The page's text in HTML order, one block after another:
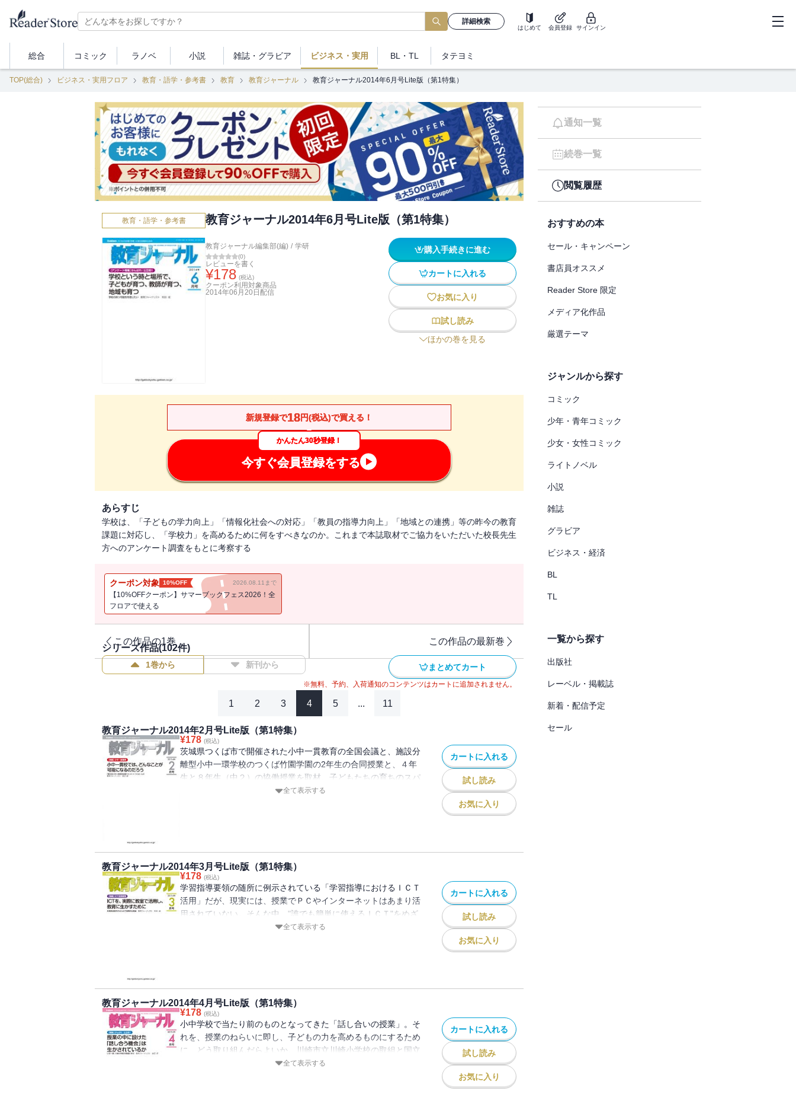
詳細検索
はじめて 会員登録 サインイン
総合 コミック ラノベ 小説 雑誌・ グラビア ビジネス ・実用 BL・TL タテヨミ
TOP(総合) ビジネス・実用フロア 教育・語学・参考書 教育 教育ジャーナル 教育ジャーナル2014年6月号Lite版（第1特集）
教育・語学・参考書 教育ジャーナル2014年6月号Lite版（第1特集）
教育ジャーナル編集部(編) / 学研
(0)
レビューを書く
¥178 (税込)
クーポン利用対象商品
2014年06月20日 配信
購入手続きに進む
カートに入れる
お気に入り
試し読み
ほかの巻を見る
新規登録で18円(税込)で買える！
かんたん30秒登録！
今すぐ会員登録をする
あらすじ
学校は、「子どもの学力向上」「情報化社会への対応」「教員の指導力向上」「地域との連携」等の昨今の教育
課題に対応し、「学校力」を高めるために何をすべきなのか。これまで本誌取材でご協力をいただいた校長先生
方へのアンケート調査をもとに考察する
クーポン対象 10%OFF 2026.08.11まで
【10%OFFクーポン】サマーブックフェス2026！全
フロアで使える
この作品の1巻 この作品の最新巻
シリーズ作品(102件)
1巻から 新刊から まとめてカート
※無料、予約、入荷通知のコンテンツはカートに追加されません。
1 2 3 4 5 ... 11
教育ジャーナル2014年2月号Lite版（第1特集）
¥178 (税込)
茨城県つくば市で開催された小中一貫教育の全国会議と、施設分
離型小中一環学校のつくば竹園学園の2年生の合同授業と、４年
生と８年生（中２）の協働授業を取材。子どもたちの育ちのスパ
ンを９年で見られることで、学校教育の新たな可能性も見出せそ
全て表示する
カートに入れる
試し読み
お気に入り
教育ジャーナル2014年3月号Lite版（第1特集）
¥178 (税込)
学習指導要領の随所に例示されている「学習指導におけるＩＣＴ
活用」だが、現実には、授業でＰＣやインターネットはあまり活
用されていない。そんな中、"誰でも簡単に使えるＩＣＴ"をめざ
す兵庫県淡路市の「フロンティアプロジェクト」の取組を紹介す
全て表示する
カートに入れる
試し読み
お気に入り
教育ジャーナル2014年4月号Lite版（第1特集）
¥178 (税込)
小中学校で当たり前のものとなってきた「話し合いの授業」。そ
れを、授業のねらいに即し、子どもの力を高めるものにするため
に、どう取り組んだらよいか。川崎市立川崎小学校の取組と国立
教育政策研究所の千々布敏弥総括研究官の解説をもとに考えてい
全て表示する
カートに入れる
試し読み
お気に入り
通知一覧
続巻一覧
閲覧履歴
おすすめの本
セール・キャンペーン
書店員オススメ
Reader Store 限定
メディア化作品
厳選テーマ
ジャンルから探す
コミック
少年・青年コミック
少女・女性コミック
ライトノベル
小説
雑誌
グラビア
ビジネス・経済
BL
TL
一覧から探す
出版社
レーベル・掲載誌
新着・配信予定
セール